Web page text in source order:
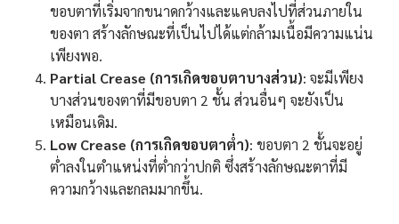
ขอบตาที่เริ่มจากขนาดกว้างและแคบลงไปที่ส่วนภายใน
ของตา สร้างลักษณะที่เป็นไปได้แต่กล้ามเนื้อมีความแน่น
เพียงพอ.
Partial Crease (การเกิดขอบตาบางส่วน): จะมีเพียง
บางส่วนของตาที่มีขอบตา 2 ชั้น ส่วนอื่นๆ จะยังเป็น
เหมือนเดิม.
Low Crease (การเกิดขอบตาต่ำ): ขอบตา 2 ชั้นจะอยู่
ต่ำลงในตำแหน่งที่ต่ำกว่าปกติ ซึ่งสร้างลักษณะตาที่มี
ความกว้างและกลมมากขึ้น.